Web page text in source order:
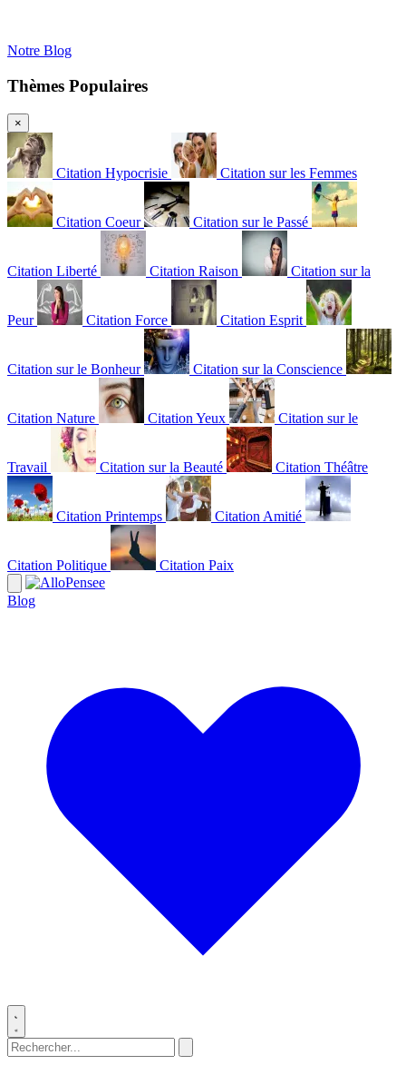
Notre Blog
Thèmes Populaires
×
Citation Hypocrisie Citation sur les Femmes
Citation Coeur Citation sur le Passé
Citation Liberté Citation Raison Citation sur la
Peur Citation Force Citation Esprit
Citation sur le Bonheur Citation sur la Conscience
Citation Nature Citation Yeux Citation sur le
Travail Citation sur la Beauté Citation Théâtre
Citation Printemps Citation Amitié
Citation Politique Citation Paix
Blog